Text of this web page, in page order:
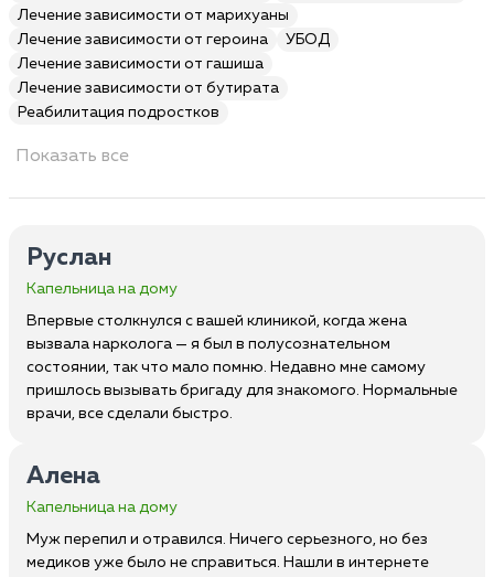
Лечение зависимости от марихуаны
Лечение зависимости от героина
УБОД
Лечение зависимости от гашиша
Лечение зависимости от бутирата
Реабилитация подростков
Показать все
Руслан
Капельница на дому
Впервые столкнулся с вашей клиникой, когда жена
вызвала нарколога — я был в полусознательном
состоянии, так что мало помню. Недавно мне самому
пришлось вызывать бригаду для знакомого. Нормальные
врачи, все сделали быстро.
Алена
Капельница на дому
Муж перепил и отравился. Ничего серьезного, но без
медиков уже было не справиться. Нашли в интернете